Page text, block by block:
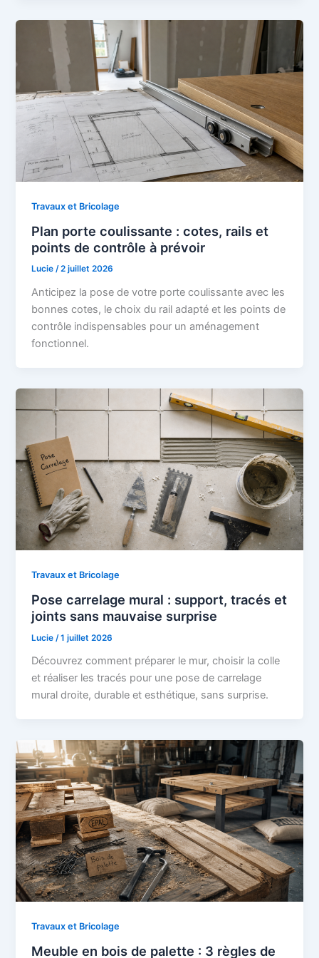
Travaux et Bricolage
Plan porte coulissante : cotes, rails et
points de contrôle à prévoir
Lucie/2 juillet 2026
Anticipez la pose de votre porte coulissante avec les
bonnes cotes, le choix du rail adapté et les points de
contrôle indispensables pour un aménagement
fonctionnel.
Travaux et Bricolage
Pose carrelage mural : support, tracés et
joints sans mauvaise surprise
Lucie /1 juillet 2026
Découvrez comment préparer le mur, choisir la colle
et réaliser les tracés pour une pose de carrelage
mural droite, durable et esthétique, sans surprise.
Travaux et Bricolage
Meuble en bois de palette : 3 règles de